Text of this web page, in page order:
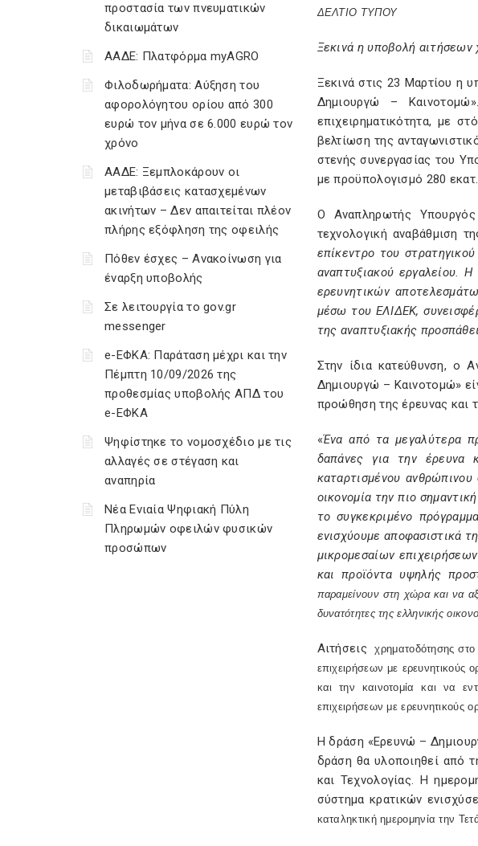
προστασία των πνευματικών
δικαιωμάτων
ΑΑΔΕ: Πλατφόρμα myAGRO
Φιλοδωρήματα: Αύξηση του
αφορολόγητου ορίου από 300
ευρώ τον μήνα σε 6.000 ευρώ τον
χρόνο
ΑΑΔΕ: Ξεμπλοκάρουν οι
μεταβιβάσεις κατασχεμένων
ακινήτων – Δεν απαιτείται πλέον
πλήρης εξόφληση της οφειλής
Πόθεν έσχες – Ανακοίνωση για
έναρξη υποβολής
Σε λειτουργία το gov.gr
messenger
e-ΕΦΚΑ: Παράταση μέχρι και την
Πέμπτη 10/09/2026 της
προθεσμίας υποβολής ΑΠΔ του
e-ΕΦΚΑ
Ψηφίστηκε το νομοσχέδιο με τις
αλλαγές σε στέγαση και
αναπηρία
Νέα Ενιαία Ψηφιακή Πύλη
Πληρωμών οφειλών φυσικών
προσώπων
ΔΕΛΤΙΟ ΤΥΠΟΥ
Ξεκινά η υποβολή
Ξεκινά στις 23 Μαρτίου η
Δημιουργώ –
επιχειρηματικότητα, με
βελτίωση της
στενής συνεργασίας του
με προϋπολογισμό 280
Ο Αναπληρωτής
τεχνολογική αναβάθμιση
επίκεντρο του
αναπτυξιακού εργαλείου.
ερευνητικών
μέσω του ΕΛΙΔΕΚ,
της αναπτυξιακής
Στην ίδια κατεύθυνση, ο
Δημιουργώ – Καινοτομώ»
προώθηση της έρευνας και
«Ένα από τα μεγαλύτερα
δαπάνες για την έρευνα
καταρτισμένου
οικονομία την πιο
το συγκεκριμένο
ενισχύουμε αποφασιστικά
μικρομεσαίων
και προϊόντα υψηλής
παραμείνουν στη χώρα και να
δυνατότητες της ελληνικής
Αιτήσεις
χρηματοδότησης
επιχειρήσεων με
και την καινοτομία και να
επιχειρήσεων με ερευνητικούς
Η δράση «Ερευνώ –
δράση θα υλοποιηθεί από
και Τεχνολογίας. Η
σύστημα κρατικών
καταληκτική ημερομηνία την